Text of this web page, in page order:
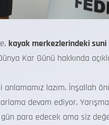
kayak merkezlerindeki
Kar Günü hakkında
anlamamız lazım. İnşallah
devam ediyor.
para edecek ama siz